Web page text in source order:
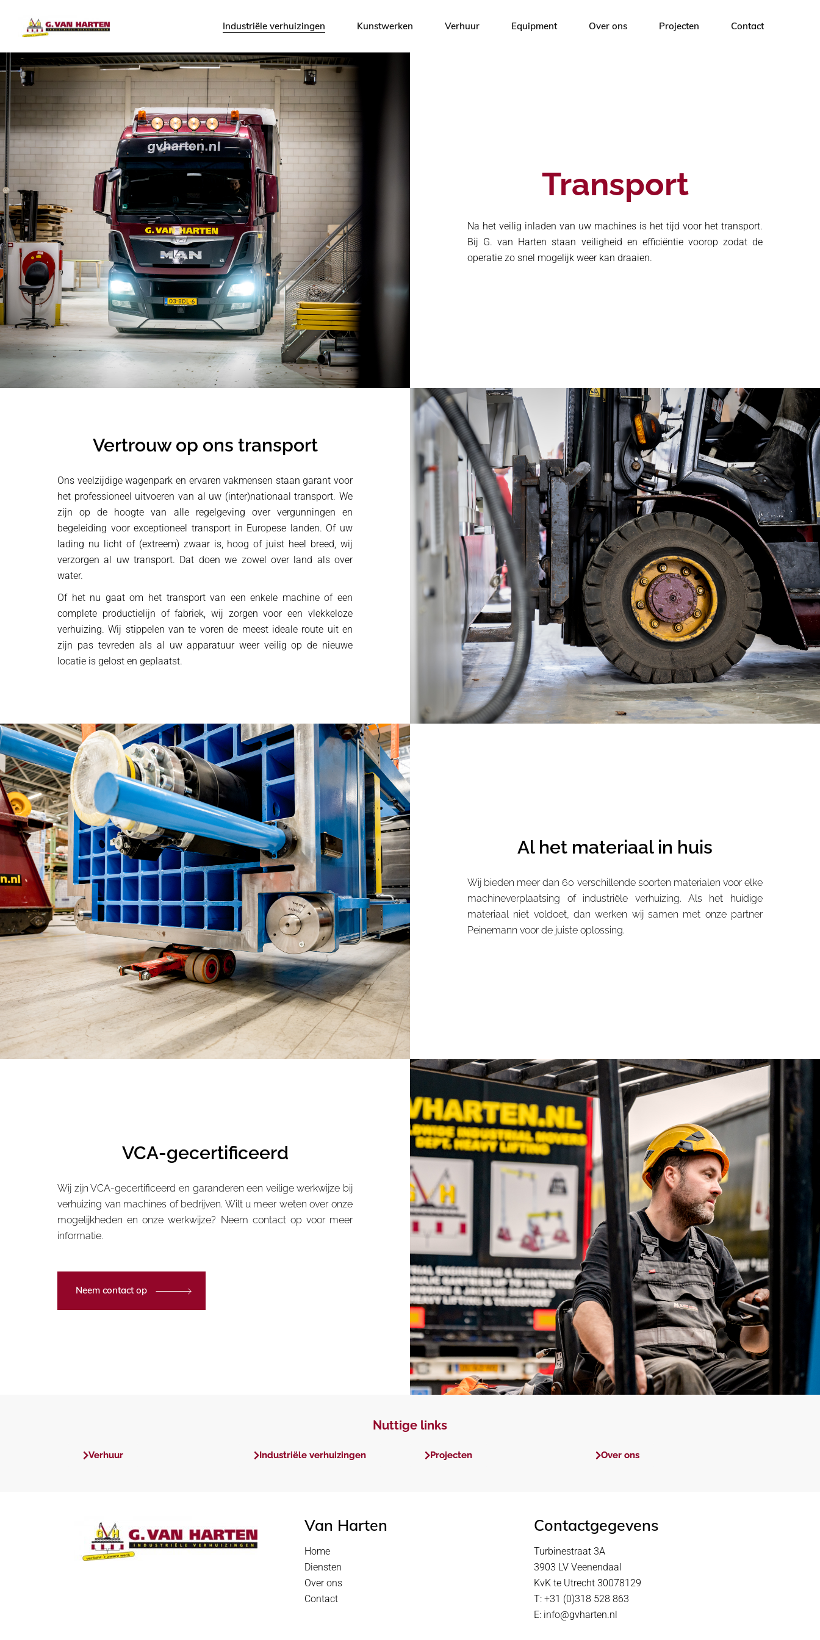
Industriële verhuizingen
(De)montage
Vijzelen en sleeën
Hijswerkzaamheden
Heavy lifting
Transport
Kunstwerken Verhuur Equipment Over ons Projecten Contact
Transport
Na het veilig inladen van uw machines is het tijd voor het transport.
Bij G. van Harten staan veiligheid en efficiëntie voorop zodat de
operatie zo snel mogelijk weer kan draaien.
Vertrouw op ons transport
Ons veelzijdige wagenpark en ervaren vakmensen staan garant voor
het professioneel uitvoeren van al uw (inter)nationaal transport. We
zijn op de hoogte van alle regelgeving over vergunningen en
begeleiding voor exceptioneel transport in Europese landen. Of uw
lading nu licht of (extreem) zwaar is, hoog of juist heel breed, wij
verzorgen al uw transport. Dat doen we zowel over land als over
water.
Of het nu gaat om het transport van een enkele machine of een
complete productielijn of fabriek, wij zorgen voor een vlekkeloze
verhuizing. Wij stippelen van te voren de meest ideale route uit en
zijn pas tevreden als al uw apparatuur weer veilig op de nieuwe
locatie is gelost en geplaatst.
Al het materiaal in huis
Wij bieden meer dan 60 verschillende soorten materialen voor elke
machineverplaatsing of industriële verhuizing. Als het huidige
materiaal niet voldoet, dan werken wij samen met onze partner
Peinemann voor de juiste oplossing.
VCA-gecertificeerd
Wij zijn VCA-gecertificeerd en garanderen een veilige werkwijze bij
verhuizing van machines of bedrijven. Wilt u meer weten over onze
mogelijkheden en onze werkwijze? Neem contact op voor meer
informatie.
Neem contact op
Nuttige links
Verhuur Industriële verhuizingen Projecten Over ons
Van Harten
Home
Diensten
Over ons
Contact
Contactgegevens
Turbinestraat 3A
3903 LV Veenendaal
KvK te Utrecht 30078129
T: +31 (0)318 528 863
E: info@gvharten.nl